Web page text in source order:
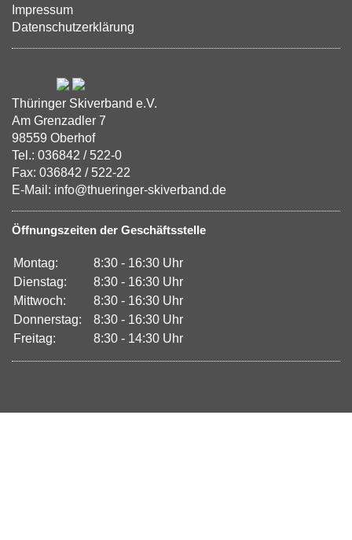
Impressum
Datenschutzerklärung
Thüringer Skiverband e.V.
Am Grenzadler 7
98559 Oberhof
Tel.: 036842 / 522-0
Fax: 036842 / 522-22
E-Mail: info@thueringer-skiverband.de
Öffnungszeiten der Geschäftsstelle
Montag:
8:30 - 16:30 Uhr
Dienstag:
8:30 - 16:30 Uhr
Mittwoch:
8:30 - 16:30 Uhr
Donnerstag:
8:30 - 16:30 Uhr
Freitag:
8:30 - 14:30 Uhr